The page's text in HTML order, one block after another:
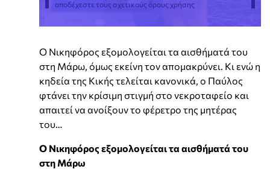
αποδέχεστε τους σχετικούς όρους χρήσης
Ο Νικηφόρος εξομολογείται τα αισθήματά του
στη Μάρω, όμως εκείνη τον απομακρύνει. Κι ενώ η
κηδεία της Κικής τελείται κανονικά, ο Παύλος
φτάνει την κρίσιμη στιγμή στο νεκροταφείο και
απαιτεί να ανοίξουν το φέρετρο της μητέρας
του…
Ο Νικηφόρος εξομολογείται τα αισθήματά του
στη Μάρω